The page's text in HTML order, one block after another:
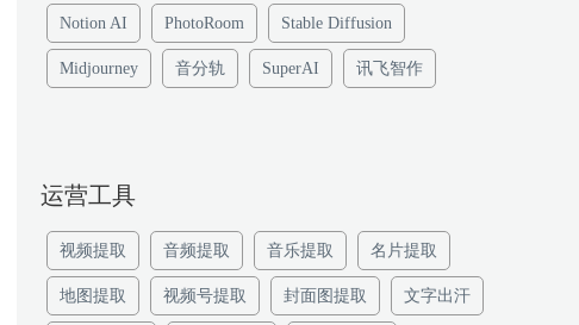
Notion AI PhotoRoom Stable Diffusion
Midjourney 音分轨 SuperAI 讯飞智作
运营工具
视频提取 音频提取 音乐提取 名片提取
地图提取 视频号提取 封面图提取 文字出汗